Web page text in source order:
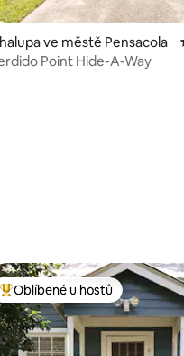
4,57 z 5, 37 hodnocení
ve městě Pensacola
Point Hide-A-Way
Nejlepší v kategorii Oblíbené u
Oblíbené u hostů